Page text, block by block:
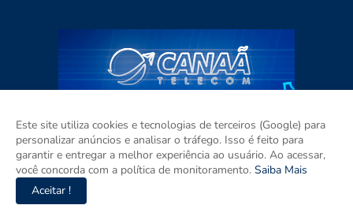
Este site utiliza cookies e tecnologias de terceiros (Google) para
personalizar anúncios e analisar o tráfego. Isso é feito para
garantir e entregar a melhor experiência ao usuário. Ao acessar,
você concorda com a política de monitoramento. Saiba Mais
Aceitar !